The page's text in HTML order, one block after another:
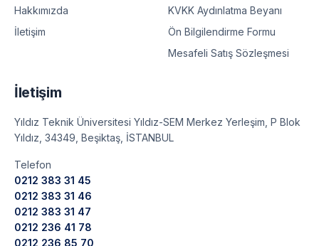
Hakkımızda
İletişim
KVKK Aydınlatma Beyanı
Ön Bilgilendirme Formu
Mesafeli Satış Sözleşmesi
İletişim
Yıldız Teknik Üniversitesi Yıldız-SEM Merkez Yerleşim, P Blok
Yıldız, 34349, Beşiktaş, İSTANBUL
Telefon
0212 383 31 45
0212 383 31 46
0212 383 31 47
0212 236 41 78
0212 236 85 70